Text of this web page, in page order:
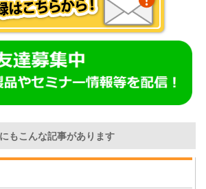
もこんな記事があります